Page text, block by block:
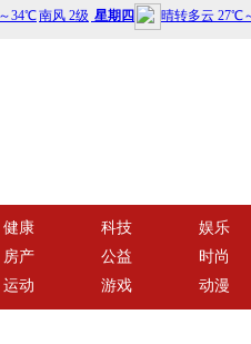
健康 科技 娱乐
房产 公益 时尚
运动 游戏 动漫